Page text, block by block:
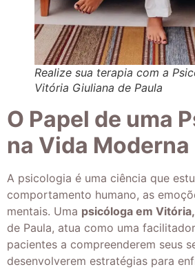
Realize sua terapia com a
Vitória Giuliana de Paula
O Papel de uma
na Vida Moderna
A psicologia é uma ciência que
comportamento humano, as
mentais. Uma psicóloga em Vitória,
de Paula, atua como uma
pacientes a compreenderem seus
desenvolverem estratégias para